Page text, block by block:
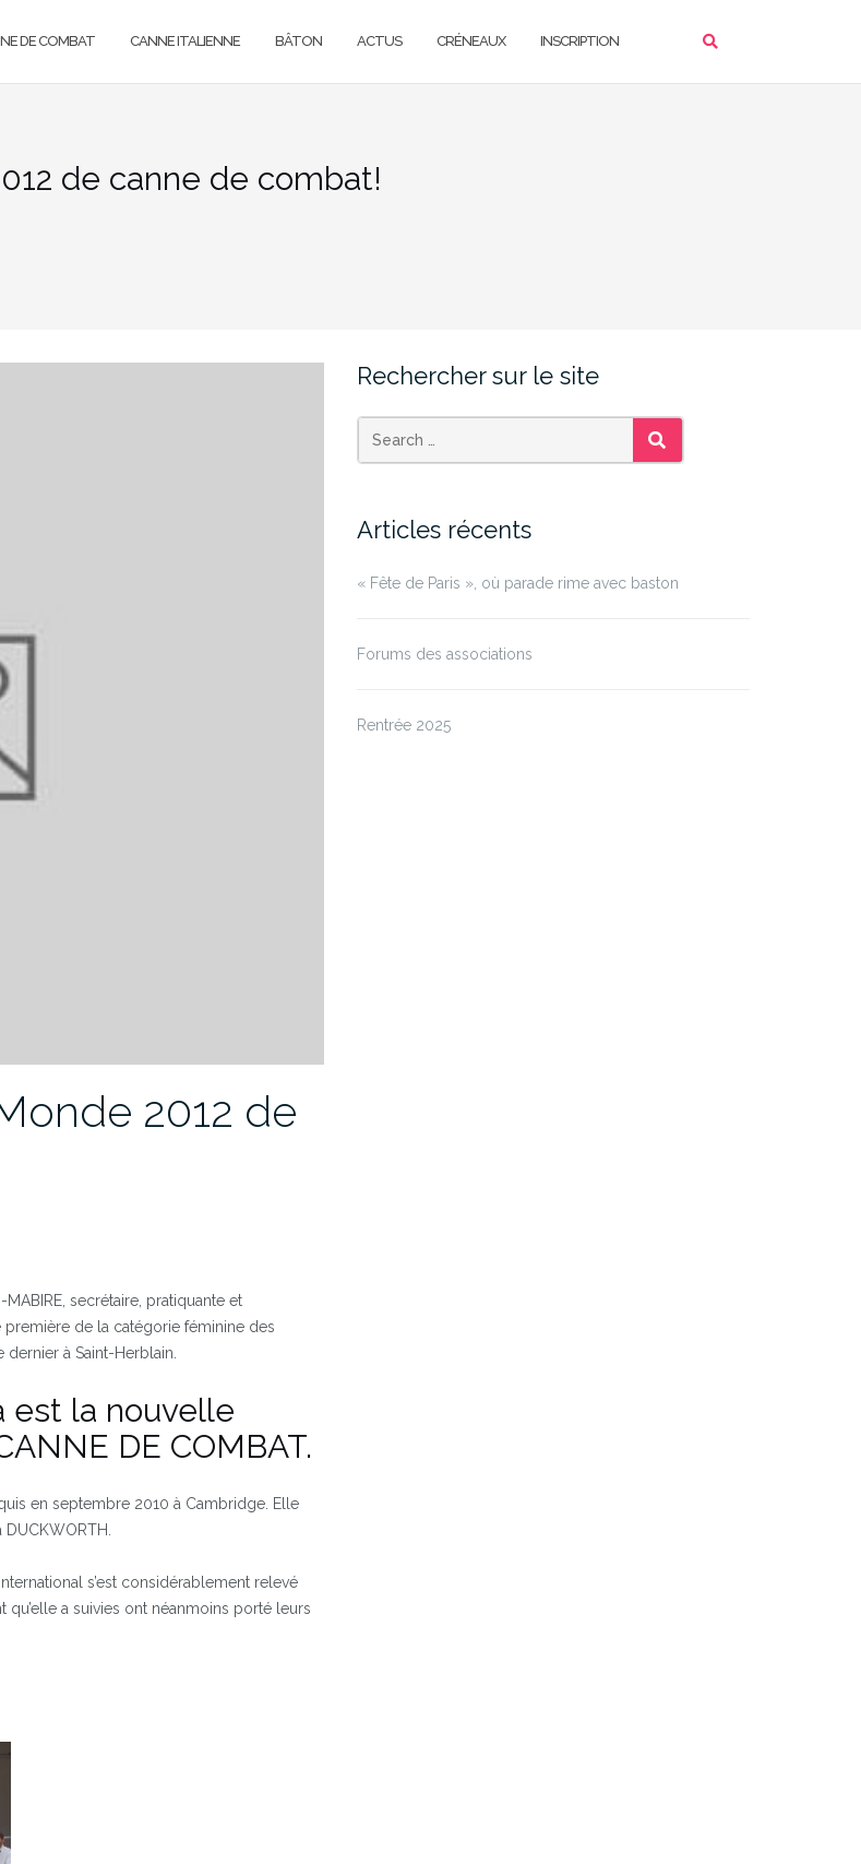
DE COMBAT CANNE ITALIENNE BÂTON ACTUS CRÉNEAUX INSCRIPTION
de canne de combat!
2012 de
secrétaire, pratiquante et
première de la catégorie féminine des
à Saint-Herblain.
est la nouvelle
DE COMBAT.
en septembre 2010 à Cambridge. Elle
s’est considérablement relevé
qu’elle a suivies ont néanmoins porté leurs
Rechercher sur le site
SEARCH
Articles récents
« Fête de Paris », où parade rime avec baston
Forums des associations
Rentrée 2025